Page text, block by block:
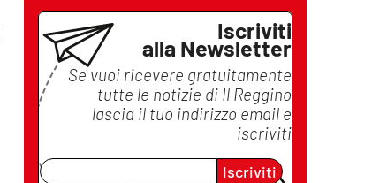
Iscriviti
alla Newsletter
Se vuoi ricevere gratuitamente
tutte le notizie di Il Reggino
lascia il tuo indirizzo email e
iscriviti
Iscriviti